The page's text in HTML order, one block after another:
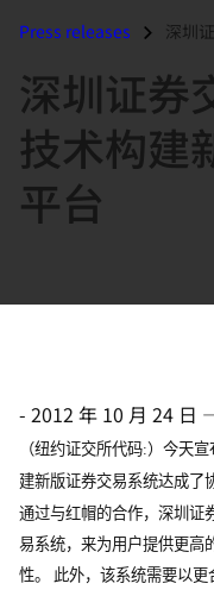
面Press releases 深圳证
深圳证券
技术构建
平台
- 2012 年 10 月 24 日
（纽约证交所代码:）今天
建新版证券交易系统达成了
通过与红帽的合作，深圳证
易系统，来为用户提供更高
性。 此外，该系统需要以